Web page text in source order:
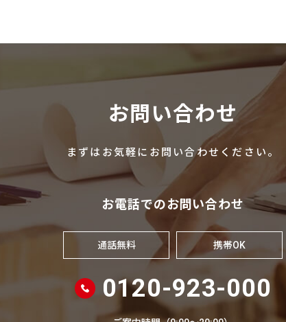
お問い合わせ
まずはお気軽にお問い合わせください。
お電話でのお問い合わせ
通話無料 携帯OK
0120-923-000